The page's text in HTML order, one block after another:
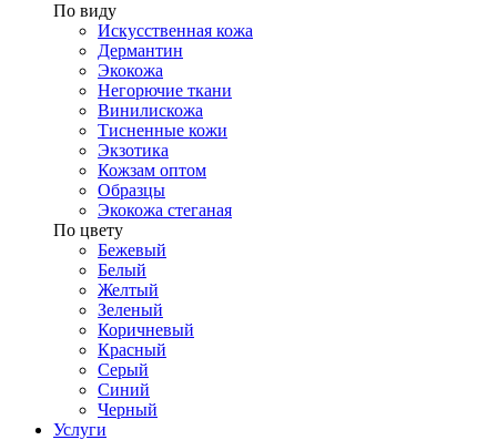
По виду
Искусственная кожа
Дермантин
Экокожа
Негорючие ткани
Винилискожа
Тисненные кожи
Экзотика
Кожзам оптом
Образцы
Экокожа стеганая
По цвету
Бежевый
Белый
Желтый
Зеленый
Коричневый
Красный
Серый
Синий
Черный
Услуги